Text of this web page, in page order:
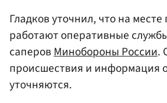
Гладков уточнил, что на
работают оперативные
саперовМинобороны России.
происшествия и информация
уточняются.